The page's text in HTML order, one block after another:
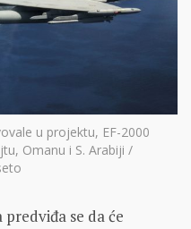
u projektu, EF-2000
Omanu i S. Arabiji /
se da će